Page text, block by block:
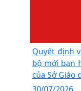
Quyết định
bộ mới ban
của Sở Giáo